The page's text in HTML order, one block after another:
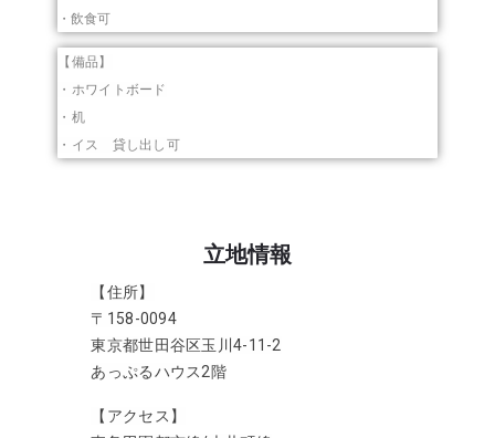
・飲食可
【備品】
・ホワイトボード
・机
・イス 貸し出し可
立地情報
【住所】
〒158-0094
東京都世田谷区玉川4-11-2
あっぷるハウス2階
【アクセス】